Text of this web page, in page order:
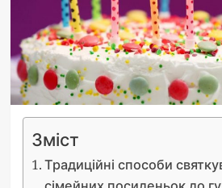
Зміст
Традиційні способи